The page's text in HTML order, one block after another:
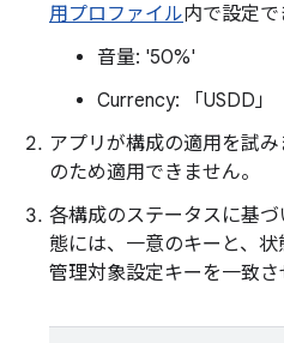
用プロファイル内で設定で
音量: '50%'
Currency: 「USDD」
アプリが構成の適用を試
のため適用できません。
各構成のステータスに基
態には、一意のキーと、状
管理対象設定キーを一致さ